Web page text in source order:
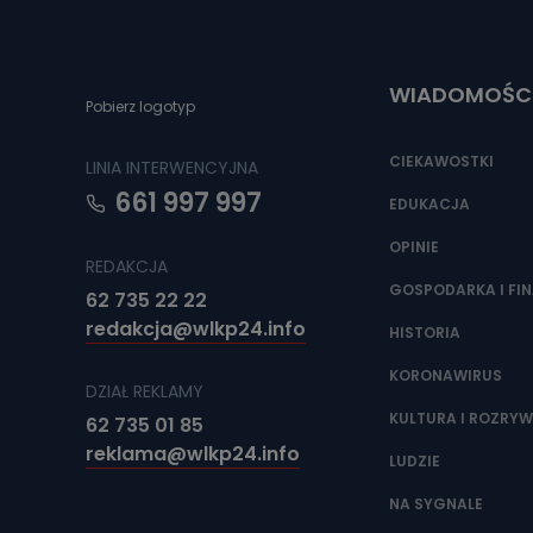
Jakie
źródeł
adres
Jak
Pobierz logotyp
LINIA INTERWENCYJNA
661 997 997
REDAKCJA
62 735 22 22
redakcja@wlkp24.info
DZIAŁ REKLAMY
62 735 01 85
reklama@wlkp24.info
CIEKAWOSTKI
EDUKACJA
OPINIE
GOSPODARKA I
HISTORIA
KORONAWIRUS
KULTURA I
LUDZIE
NA SYGNALE